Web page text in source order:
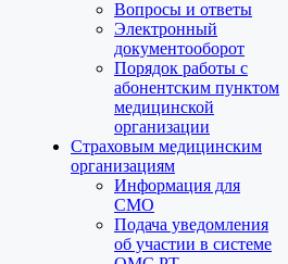
Вопросы и ответы
Электронный
документооборот
Порядок работы с
абонентским пунктом
медицинской
организации
Страховым медицинским
организациям
Информация для
СМО
Подача уведомления
об участии в системе